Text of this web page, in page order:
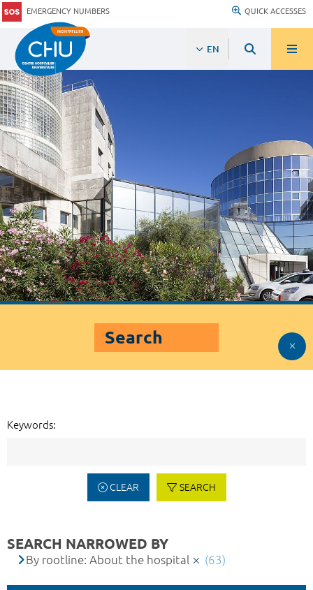
EMERGENCY NUMBERS QUICK ACCESSES
EN
Search
Keywords:
CLEAR SEARCH
SEARCH NARROWED BY
By rootline: About the hospital (63)